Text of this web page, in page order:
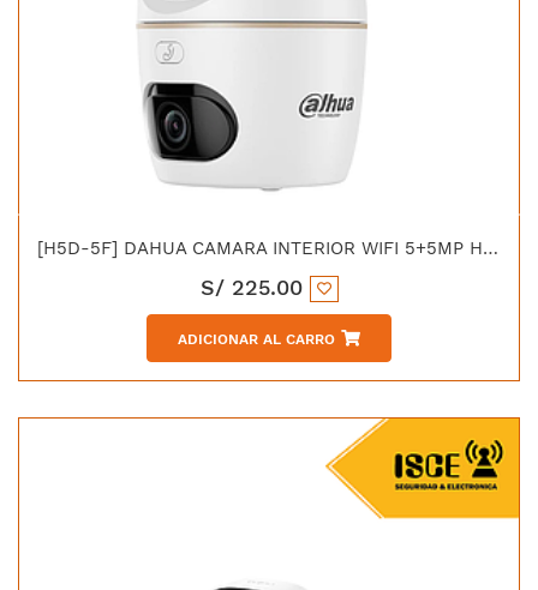
[H5D-5F] DAHUA CAMARA INTERIOR WIFI 5+5MP HERO DUAL LENT
S/ 225.00
ADICIONAR AL CARRO